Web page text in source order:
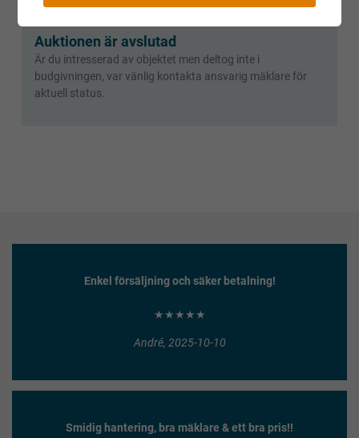
Auktionen är avslutad
Är du intresserad av objektet men deltog inte i
budgivningen, var vänlig kontakta ansvarig mäklare för
aktuell status.
Enkel försäljning och säker betalning!
★★★★★
André, 2025-10-10
Smidig hantering, bra mäklare & ett bra pris!!